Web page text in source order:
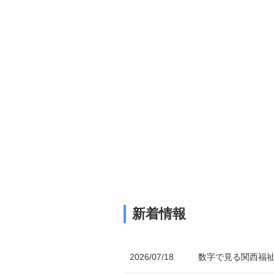
新着情報
2026/07/18 数字で見る関西福